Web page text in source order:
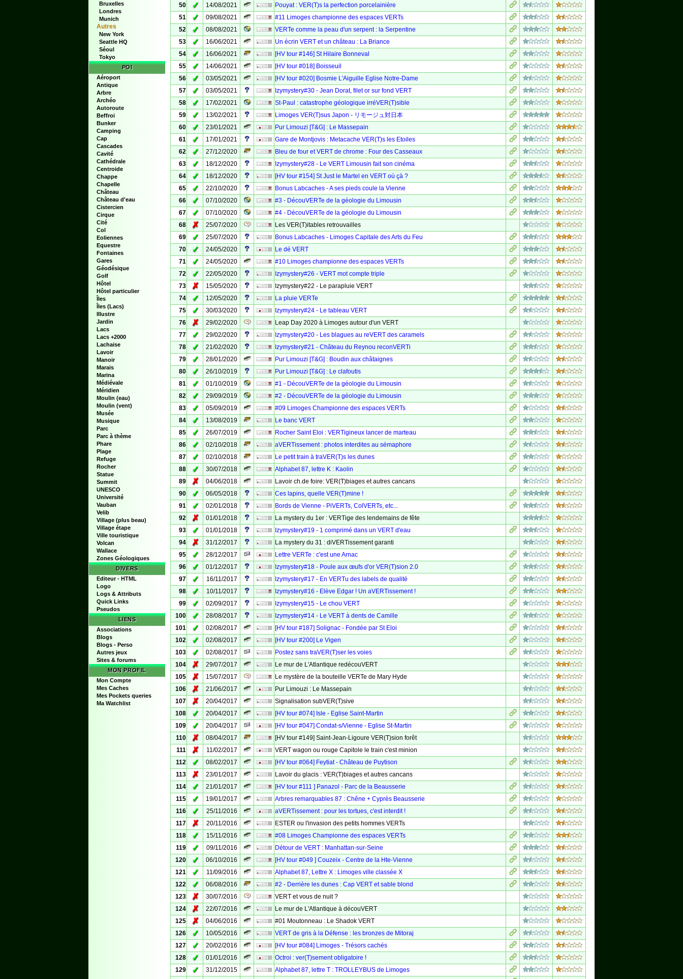
Bruxelles
Londres
Munich
Autres
New York
Seattle HQ
Séoul
Tokyo
POI
Aéroport
Antique
Arbre
Archéo
Autoroute
Beffroi
Bunker
Camping
Cap
Cascades
Cavité
Cathédrale
Centroide
Chappe
Chapelle
Château
Château d'eau
Cistercien
Cirque
Cité
Col
Eoliennes
Equestre
Fontaines
Gares
Géodésique
Golf
Hôtel
Hôtel particulier
Îles
Îles (Lacs)
Illustre
Jardin
Lacs
Lacs +2000
Lachaise
Lavoir
Manoir
Marais
Marina
Médiévale
Méridien
Moulin (eau)
Moulin (vent)
Musée
Musique
Parc
Parc à thème
Phare
Plage
Refuge
Rocher
Statue
Summit
UNESCO
Université
Vauban
Velib
Village (plus beau)
Village étape
Ville touristique
Volcan
Wallace
Zones Géologiques
DIVERS
Editeur - HTML
Logo
Logs & Attributs
Quick Links
Pseudos
LIENS
Associations
Blogs
Blogs - Perso
Autres jeux
Sites & forums
MON PROFIL
Mon Compte
Mes Caches
Mes Pockets queries
Ma Watchlist
50
✓ 14/08/2021
Pouyat : VER(T)s la perfection porcelainière
51
✓ 09/08/2021
#11 Limoges championne des espaces VERTs
52
✓ 08/08/2021
VERTe comme la peau d'un serpent : la Serpentine
53
✓ 16/06/2021
Un écrin VERT et un château : La Briance
54
✓ 16/06/2021
[HV tour #146] St Hilaire Bonneval
55
✓ 14/06/2021
[HV tour #018] Boisseuil
56
✓ 03/05/2021
[HV tour #020] Bosmie L'Aiguille Eglise Notre-Dame
57
✓ 03/05/2021
Izymystery#30 - Jean Dorat, filet or sur fond VERT
58
✓ 17/02/2021
St-Paul : catastrophe géologique irréVER(T)sible
59
✓ 13/02/2021
Limoges VER(T)sus Japon - リモージュ対日本
60
✓ 23/01/2021
Pur Limouzi [T&G] : Le Massepain
61
✓ 17/01/2021
Gare de Montjovis : Metacache VER(T)s les Etoiles
62
✓ 27/12/2020
Bleu de four et VERT de chrome : Four des Casseaux
63
✓ 18/12/2020
Izymystery#28 - Le VERT Limousin fait son cinéma
64
✓ 18/12/2020
[HV tour #154] St Just le Martel en VERT où çà ?
65
✓ 22/10/2020
Bonus Labcaches - A ses pieds coule la Vienne
66
✓ 07/10/2020
#3 - DécouVERTe de la géologie du Limousin
67
✓ 07/10/2020
#4 - DécouVERTe de la géologie du Limousin
68
✗ 25/07/2020
Les VER(T)itables retrouvailles
69
✓ 25/07/2020
Bonus Labcaches - Limoges Capitale des Arts du Feu
70
✓ 24/05/2020
Le dé VERT
71
✓ 24/05/2020
#10 Limoges championne des espaces VERTs
72
✓ 22/05/2020
Izymystery#26 - VERT mot compte triple
73
✗ 15/05/2020
Izymystery#22 - Le parapluie VERT
74
✓ 12/05/2020
La pluie VERTe
75
✓ 30/03/2020
Izymystery#24 - Le tableau VERT
76
✗ 29/02/2020
Leap Day 2020 à Limoges autour d'un VERT
77
✓ 29/02/2020
Izymystery#20 - Les blagues au reVERT des caramels
78
✓ 21/02/2020
Izymystery#21 - Château du Reynou reconVERTi
79
✓ 28/01/2020
Pur Limouzi [T&G] : Boudin aux châtaignes
80
✓ 26/10/2019
Pur Limouzi [T&G] : Le clafoutis
81
✓ 01/10/2019
#1 - DécouVERTe de la géologie du Limousin
82
✓ 29/09/2019
#2 - DécouVERTe de la géologie du Limousin
83
✓ 05/09/2019
#09 Limoges Championne des espaces VERTs
84
✓ 13/08/2019
Le banc VERT
85
✓ 26/07/2019
Rocher Saint Eloi : VERTigineux lancer de marteau
86
✓ 02/10/2018
aVERTissement : photos interdites au sémaphore
87
✓ 02/10/2018
Le petit train à traVER(T)s les dunes
88
✓ 30/07/2018
Alphabet 87, lettre K : Kaolin
89
✗ 04/06/2018
Lavoir ch.de foire: VER(T)biages et autres cancans
90
✓ 06/05/2018
Ces lapins, quelle VER(T)mine !
91
✓ 02/01/2018
Bords de Vienne - PiVERTs, ColVERTs, etc...
92
✗ 01/01/2018
La mystery du 1er : VERTige des lendemains de fête
93
✓ 01/01/2018
Izymystery#19 - 1 comprimé dans un VERT d'eau
94
✗ 31/12/2017
La mystery du 31 : diVERTissement garanti
95
✓ 28/12/2017
Lettre VERTe : c'est une Arnac
96
✓ 01/12/2017
Izymystery#18 - Poule aux œufs d'or VER(T)sion 2.0
97
✓ 16/11/2017
Izymystery#17 - En VERTu des labels de qualité
98
✓ 10/11/2017
Izymystery#16 - Elève Edgar ! Un aVERTissement !
99
✓ 02/09/2017
Izymystery#15 - Le chou VERT
100
✓ 28/08/2017
Izymystery#14 - Le VERT à dents de Camille
101
✓ 02/08/2017
[HV tour #187] Solignac - Fondée par St Eloi
102
✓ 02/08/2017
[HV tour #200] Le Vigen
103
✓ 02/08/2017
Postez sans traVER(T)ser les voies
104
✗ 29/07/2017
Le mur de L'Atlantique redécouVERT
105
✗ 15/07/2017
Le mystère de la bouteille VERTe de Mary Hyde
106
✗ 21/06/2017
Pur Limouzi : Le Massepain
107
✗ 20/04/2017
Signalisation subVER(T)sive
108
✓ 20/04/2017
[HV tour #074] Isle - Eglise Saint-Martin
109
✓ 20/04/2017
[HV tour #047] Condat-s/Vienne - Eglise St-Martin
110
✗ 08/04/2017
[HV tour #149] Saint-Jean-Ligoure VER(T)sion forêt
111
✗ 11/02/2017
VERT wagon ou rouge Capitole le train c'est minion
112
✓ 08/02/2017
[HV tour #064] Feytiat - Château de Puytison
113
✗ 23/01/2017
Lavoir du glacis : VER(T)biages et autres cancans
114
✓ 21/01/2017
[HV tour #111 ] Panazol - Parc de la Beausserie
115
✓ 19/01/2017
Arbres remarquables 87 : Chêne + Cyprès Beausserie
116
✓ 25/11/2016
aVERTissement : pour les tortues, c'est interdit !
117
✗ 20/11/2016
ESTER ou l'invasion des petits hommes VERTs
118
✓ 15/11/2016
#08 Limoges Championne des espaces VERTs
119
✓ 09/11/2016
Détour de VERT : Manhattan-sur-Seine
120
✓ 06/10/2016
[HV tour #049 ] Couzeix - Centre de la Hte-Vienne
121
✓ 11/09/2016
Alphabet 87, Lettre X : Limoges ville classée X
122
✓ 06/08/2016
#2 - Derrière les dunes : Cap VERT et sable blond
123
✗ 30/07/2016
VERT et vous de nuit ?
124
✗ 22/07/2016
Le mur de L'Atlantique à découVERT
125
✗ 04/06/2016
#01 Moutonneau : Le Shadok VERT
126
✓ 10/05/2016
VERT de gris à la Défense : les bronzes de Mitoraj
127
✓ 20/02/2016
[HV tour #084] Limoges - Trésors cachés
128
✓ 01/01/2016
Octroi : ver(T)sement obligatoire !
129
✓ 31/12/2015
Alphabet 87, lettre T : TROLLEYBUS de Limoges